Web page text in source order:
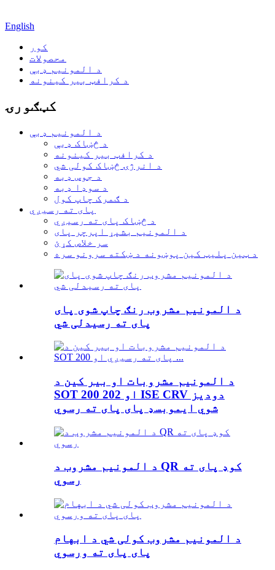
English
کور
محصولات
د المونیم ډبې
د کرافټ بیر کینونه
کټګورۍ
د المونیم ډبې
د څښاک ډبې
د کرافټ بیر کینونه
د انرژۍ څښاک کولی شي
د جوس ډبه
د سوډا ډبه
د ګمرک چاپ کول
پای ته رسیږي
د څښاک پای ته رسیږي
د المونیم بشپړ اپرچر پای
سر خلاص کړئ
د ټین پلیټ کین پوښونه د ښکته سرونو سره
د المونیم مشروب رنګ چاپ شوی پای
پای ته رسیدلی شي
د المونیم مشروبات او بیر کین د
SOT 200 او 202 ISE CRV دودیز
شوي ایموبسډ پای پای ته رسوي
د المونیم مشروب د QR کوډ پای ته
رسوي
د المونیم مشروب کولی شي د ابهام
پای پای ته ورسوي